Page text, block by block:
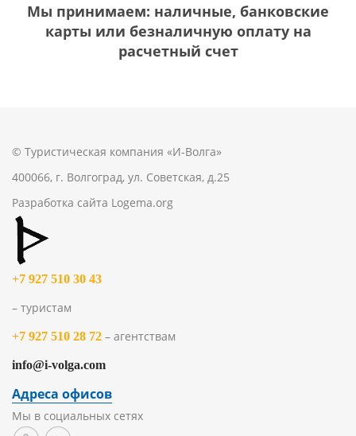
Мы принимаем: наличные, банковские
карты или безналичную оплату на
расчетный счет
© Туристическая компания «И-Волга»
400066, г. Волгоград, ул. Советская, д.25
Разработка сайта Logema.org
+7 927 510 30 43
– туристам
+7 927 510 28 72 – агентствам
info@i-volga.com
Адреса офисов
Мы в социальных сетях